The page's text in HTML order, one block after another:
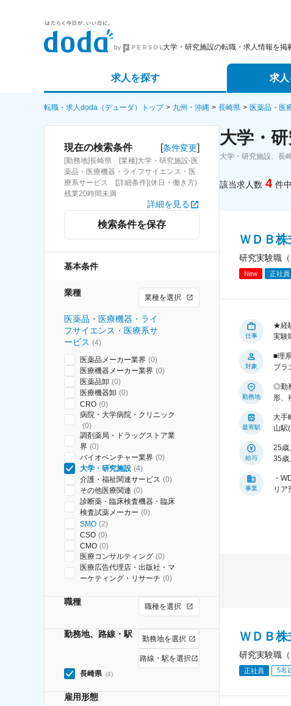
大学・研究施設の転職・求人情報を掲
求人を探す
詳細条件から探す
求人特集から探す
求人
エージェン
スカウトサ
転職・求人doda（デューダ）トップ 九州・沖縄 長崎県 医薬品・医
現在の検索条件 [条件変更]
[勤務地]長崎県 [業種]大学・研究施設-医
薬品・医療機器・ライフサイエンス・医
療系サービス [詳細条件](休日・働き方)
残業20時間未満
詳細を見る
検索条件を保存
基本条件
業種 業種を選択
医薬品・医療機器・ライ
フサイエンス・医療系サ
ービス (4)
医薬品メーカー業界 (0)
医療機器メーカー業界 (0)
医薬品卸 (0)
医療機器卸 (0)
CRO (0)
病院・大学病院・クリニック
(0)
調剤薬局・ドラッグストア業
界 (0)
バイオベンチャー業界 (0)
大学・研究施設 (4)
介護・福祉関連サービス (0)
その他医療関連 (0)
診断薬・臨床検査機器・臨床
検査試薬メーカー (0)
SMO (2)
CSO (0)
CMO (0)
医療コンサルティング (0)
医療広告代理店・出版社・マ
ーケティング・リサーチ (0)
職種 職種を選択
勤務地、路線・駅 勤務地を選択
路線・駅を選択
長崎県 (4)
雇用形態
大学・
大学・研究施設、長
該当求人数 4 件中
ＷＤＢ
研究実験職
New 正社員
仕事
★経
実験
対象
■理
ブラ
勤務地
◎勤
形、
最寄駅
大手
山駅
給与
25歳
35歳
事業
・
リア
ＷＤＢ
研究実験職
正社員 5名